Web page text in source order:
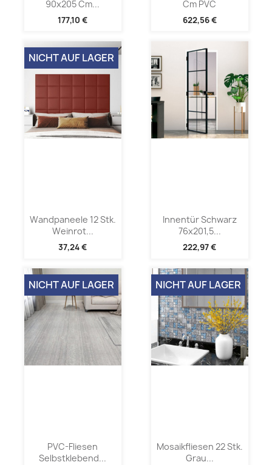
90x205 Cm...
177,10 €
Cm PVC
622,56 €
Wandpaneele 12 Stk.
Weinrot...
37,24 €
NICHT AUF LAGER
Innentür Schwarz
76x201,5...
222,97 €
PVC-Fliesen
Selbstklebend...
NICHT AUF LAGER
Mosaikfliesen 22 Stk.
Grau...
NICHT AUF LAGER